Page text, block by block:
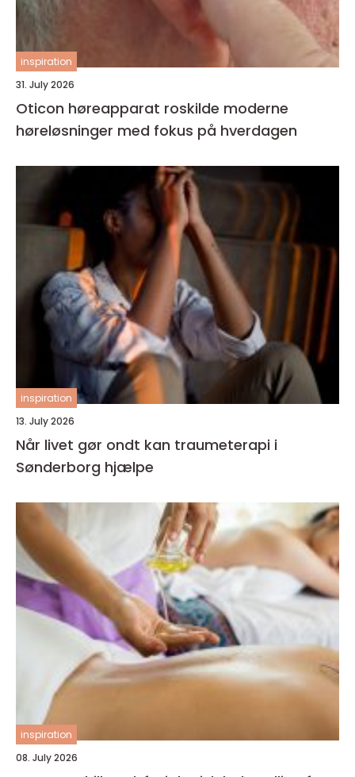
inspiration
31. July 2026
Oticon høreapparat roskilde moderne
høreløsninger med fokus på hverdagen
inspiration
13. July 2026
Når livet gør ondt kan traumeterapi i
Sønderborg hjælpe
inspiration
08. July 2026